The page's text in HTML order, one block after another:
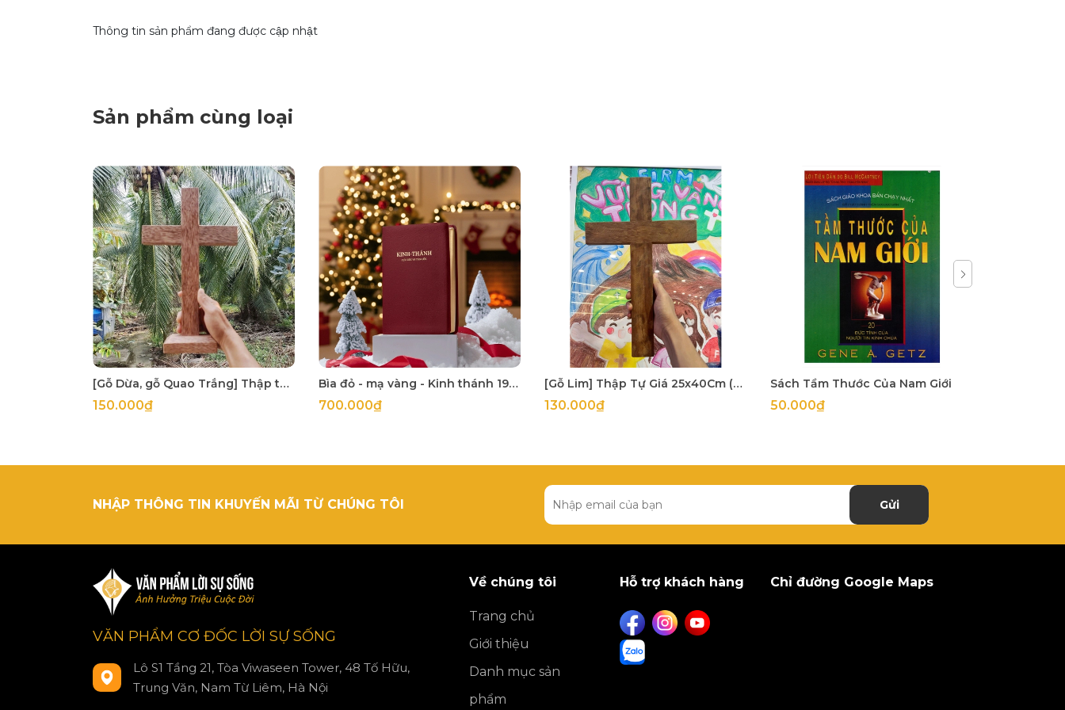
Thông tin sản phẩm đang được cập nhật
Sản phẩm cùng loại
[Gỗ Dừa, gỗ Quao Trắng] Thập tự thánh giá treo tường
150.000₫
Bìa đỏ - mạ vàng - Kinh thánh 1925 khổ lớn 14x21cm in tại Hàn Quốc
700.000₫
[Gỗ Lim] Thập Tự Giá 25x40Cm (mặt 5Cm dày 2Cm)
130.000₫
Sách Tầm Thước Của Nam Giới
50.000₫
NHẬP THÔNG TIN KHUYẾN MÃI TỪ CHÚNG TÔI Gửi
VĂN PHẨM CƠ ĐỐC LỜI SỰ SỐNG
Lô S1 Tầng 21, Tòa Viwaseen Tower, 48 Tố Hữu,
Trung Văn, Nam Từ Liêm, Hà Nội
Về chúng tôi
Trang chủ
Giới thiệu
Danh mục sản
phẩm
Hỗ trợ khách hàng Chỉ đường Google Maps